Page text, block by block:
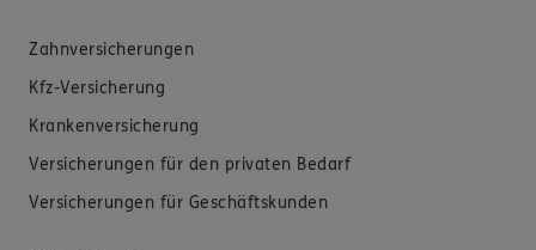
Zahnversicherungen
Kfz-Versicherung
Krankenversicherung
Versicherungen für den privaten Bedarf
Versicherungen für Geschäftskunden